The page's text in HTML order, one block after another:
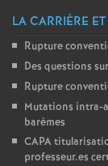
LA CARRIÈRE
Rupture
Des questions
Rupture
Mutations intra-
barèmes
CAPA
professeur.es